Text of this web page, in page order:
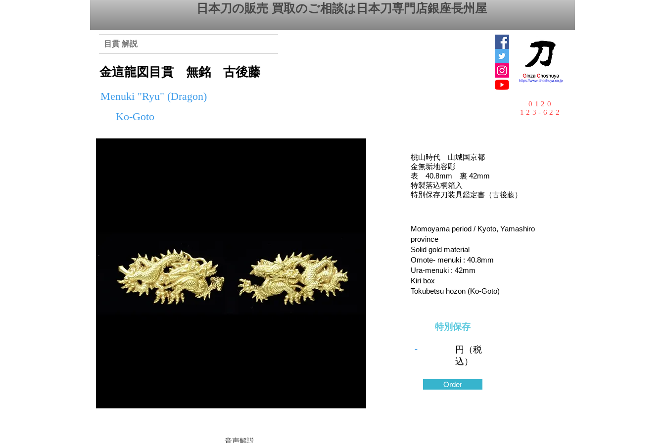
日本刀の販売 買取のご相談は日本刀専門店銀座⻑州屋
目貫 解説
金這龍図目貫 無銘 古後藤
Menuki "Ryu" (Dragon)
Ko-Goto
0120
123-622
桃山時代 山城国京都
金無垢地容彫
表 40.8mm 裏 42mm
特製落込桐箱入
特別保存刀装具鑑定書（古後藤）
Momoyama period / Kyoto, Yamashiro
province
Solid gold material
Omote- menuki : 40.8mm
Ura-menuki : 42mm
Kiri box
Tokubetsu hozon (Ko-Goto)
特別保存
-
円（税
込）
Order
​音声解説